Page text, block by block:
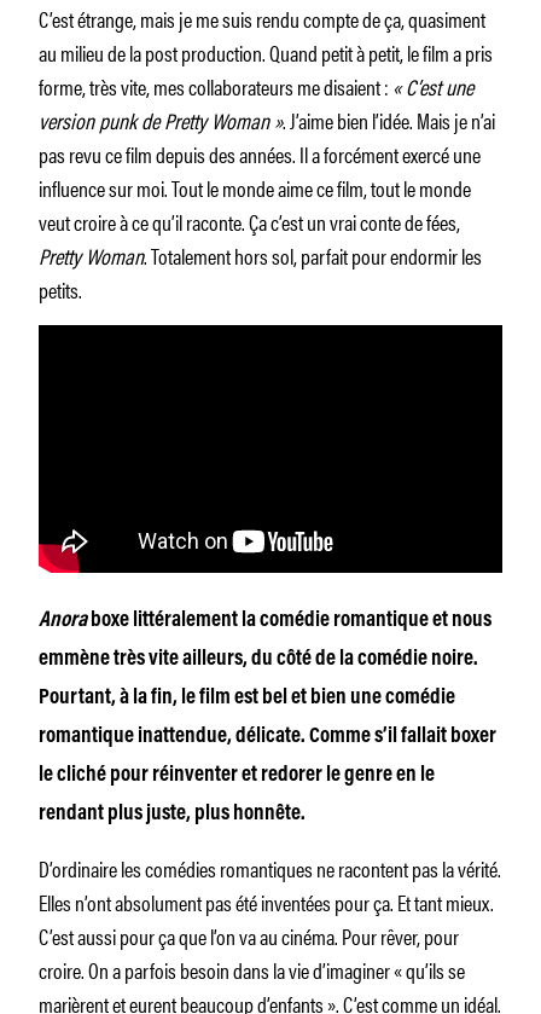
C’est étrange, mais je me suis rendu compte de ça, quasiment
au milieu de la post production. Quand petit à petit, le film a pris
forme, très vite, mes collaborateurs me disaient : « C’est une
version punk de Pretty Woman ». J’aime bien l’idée. Mais je n’ai
pas revu ce film depuis des années. Il a forcément exercé une
influence sur moi. Tout le monde aime ce film, tout le monde
veut croire à ce qu’il raconte. Ça c’est un vrai conte de fées,
Pretty Woman. Totalement hors sol, parfait pour endormir les
petits.
Anoraboxe littéralement la comédie romantique et nous
emmène très vite ailleurs, du côté de la comédie noire.
Pourtant, à la fin, le film est bel et bien une comédie
romantique inattendue, délicate. Comme s’il fallait boxer
le cliché pour réinventer et redorer le genre en le
rendant plus juste, plus honnête.
D’ordinaire les comédies romantiques ne racontent pas la vérité.
Elles n’ont absolument pas été inventées pour ça. Et tant mieux.
C’est aussi pour ça que l’on va au cinéma. Pour rêver, pour
croire. On a parfois besoin dans la vie d’imaginer « qu’ils se
marièrent et eurent beaucoup d’enfants ». C’est comme un idéal.